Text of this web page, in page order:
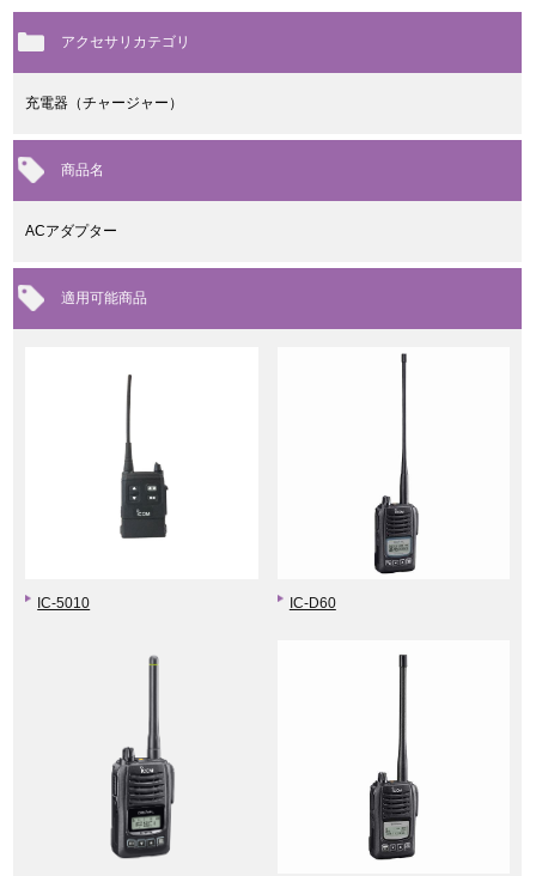
アクセサリカテゴリ
充電器（チャージャー）
商品名
ACアダプター
適用可能商品
IC-5010 IC-D60